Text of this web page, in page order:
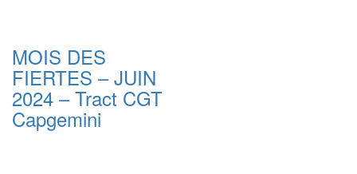
MOIS DES
FIERTES – JUIN
2024 – Tract CGT
Capgemini